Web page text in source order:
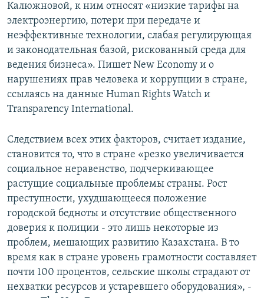
Калюжновой, к ним относят «низкие тарифы на
электроэнергию, потери при передаче и
неэффективные технологии, слабая регулирующая
и законодательная базой, рискованный среда для
ведения бизнеса». Пишет New Economy и о
нарушениях прав человека и коррупции в стране,
ссылаясь на данные Human Rights Watch и
Transparency International.
Следствием всех этих факторов, считает издание,
становится то, что в стране «резко увеличивается
социальное неравенство, подчеркивающее
растущие социальные проблемы страны. Рост
преступности, ухудшающееся положение
городской бедноты и отсутствие общественного
доверия к полиции - это лишь некоторые из
проблем, мешающих развитию Казахстана. В то
время как в стране уровень грамотности составляет
почти 100 процентов, сельские школы страдают от
нехватки ресурсов и устаревшего оборудования», -